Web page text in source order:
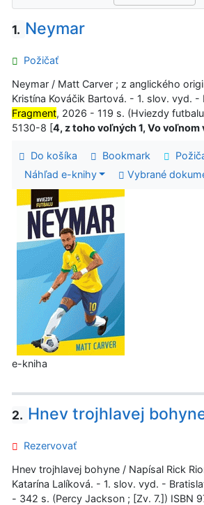
1. Neymar
Požičať
Neymar / Matt Carver ; z anglického
Kristína Kováčik Bartová. - 1. slov. vyd. -
Fragment, 2026 - 119 s. (Hviezdy
5130-8 [4, z toho voľných 1, Vo voľnom
Do košíka Bookmark
Náhľad e-knihy
Vybrané
e-kniha
2. Hnev trojhlavej
Rezervovať
Hnev trojhlavej bohyne / Napísal Rick
Katarína Lalíková. - 1. slov. vyd. -
- 342 s. (Percy Jackson ; [Zv. 7.]) ISBN